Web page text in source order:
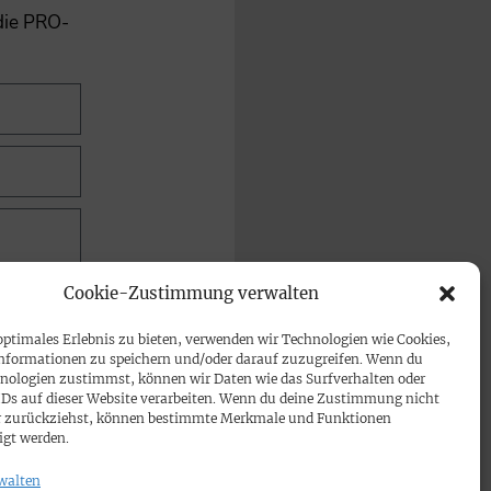
Cookie-Zustimmung verwalten
Erlebnis zu bieten, verwenden wir Technologien wie Cookies,
zu speichern und/oder darauf zuzugreifen. Wenn du
zustimmst, können wir Daten wie das Surfverhalten oder
auf dieser Website verarbeiten. Wenn du deine Zustimmung nicht
zurückziehst, können bestimmte Merkmale und Funktionen
werden.
PRO-